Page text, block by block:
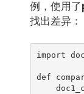
例，使用了
找出差异：
import
def